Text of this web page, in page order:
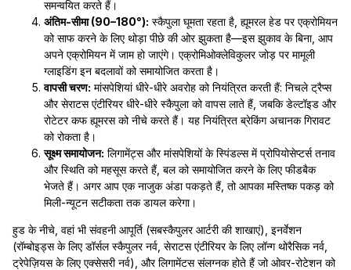
समन्वयित करते हैं।
अंतिम-सीमा (90–180°): स्कैपुला घूमता रहता है, ह्यूमरल हेड पर एक्रोमियन
को साफ करने के लिए थोड़ा पीछे की ओर झुकता है—इस झुकाव के बिना, आप
अपने एक्रोमियन में जाम हो जाएंगे। एक्रोमिओक्लेविकुलर जोड़ पर मामूली
ग्लाइडिंग इन बदलावों को समायोजित करता है।
वापसी चरण: मांसपेशियां धीरे-धीरे अवरोह को नियंत्रित करती हैं: निचले ट्रैप्स
और सेराटस एंटीरियर धीरे-धीरे स्कैपुला को वापस लाते हैं, जबकि डेल्टॉइड और
रोटेटर कफ ह्यूमरस को नीचे करते हैं। यह नियंत्रित ब्रेकिंग अचानक गिरावट
को रोकता है।
सूक्ष्म समायोजन: लिगामेंट्स और मांसपेशियों के स्पिंडल्स में प्रोपियोसेप्टर्स तनाव
और स्थिति को महसूस करते हैं, बल को समायोजित करने के लिए फीडबैक
भेजते हैं। अगर आप एक नाजुक अंडा पकड़ते हैं, तो आपका मस्तिष्क पकड़ को
मिली-न्यूटन सटीकता तक डायल करेगा।
हुड के नीचे, वहां भी संवहनी आपूर्ति (सबस्कैपुलर आर्टरी की शाखाएं), इनर्वेशन
(रॉम्बोइड्स के लिए डॉर्सल स्कैपुलर नर्व, सेराटस एंटीरियर के लिए लॉन्ग थोरैसिक नर्व,
ट्रेपेज़ियस के लिए एक्सेसरी नर्व), और लिगामेंटस संलग्नक होते हैं जो ओवर-रोटेशन को